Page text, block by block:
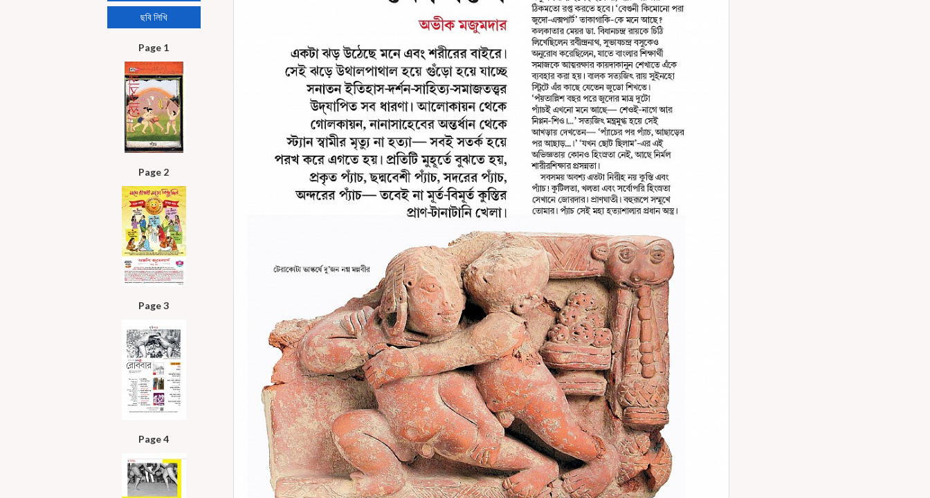
ছবি লিখি
Page 1
Page 2
Page 3
Page 4